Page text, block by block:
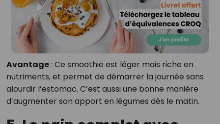
Avantage: Ce smoothie est léger mais riche en
nutriments, et permet de démarrer la journée sans
alourdir l’estomac. C’est aussi une bonne manière
d’augmenter son apport en légumes dès le matin.